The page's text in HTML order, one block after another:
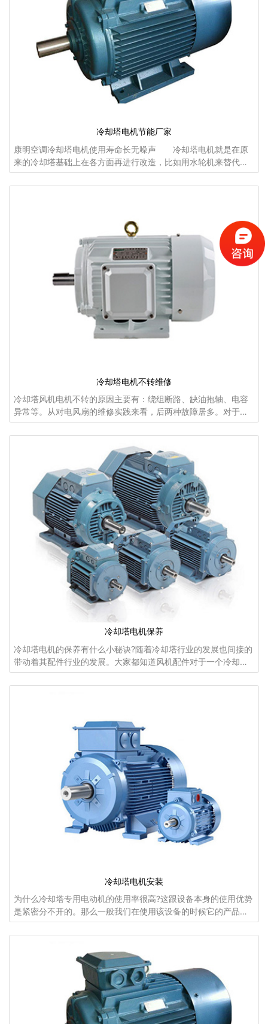
冷却塔电机节能厂家
康明空调冷却塔电机使用寿命长无噪声 冷却塔电机就是在原
来的冷却塔基础上在各方面再进行改造，比如用水轮机来替代原
来的风叶电机这样的一种改造就是非常明智的改造，这才使
冷却塔电机不转维修
冷却塔风机电机不转的原因主要有：绕组断路、缺油抱轴、电容
异常等。从对电风扇的维修实践来看，后两种故障居多。对于不
转的电风扇，我的 维修步骤是，测插头、转电机、量电容
冷却塔电机保养
冷却塔电机的保养有什么小秘诀?随着冷却塔行业的发展也间接的
带动着其配件行业的发展。大家都知道风机配件对于一个冷却塔
来说是多么的重要。今天我们就介绍一下关于它
冷却塔电机安装
为什么冷却塔专用电动机的使用率很高?这跟设备本身的使用优势
是紧密分不开的。那么一般我们在使用该设备的时候它的产品优
势到底是什么呢? 1、在购买使用机械设备的时候